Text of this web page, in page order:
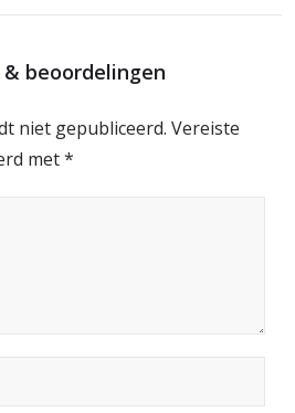
beoordelingen
niet gepubliceerd. Vereiste
met*